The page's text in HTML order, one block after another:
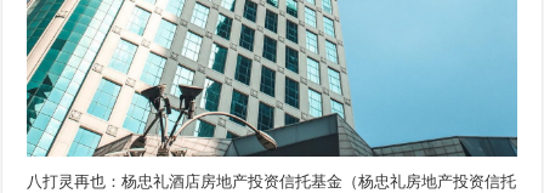
八打灵再也：杨忠礼酒店房地产投资信托基金（杨忠礼房地产投资信托